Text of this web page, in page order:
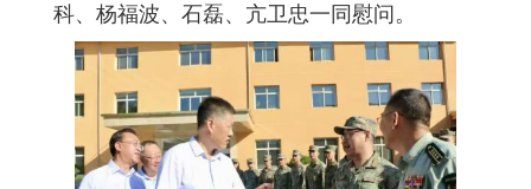
科、杨福波、石磊、亢卫忠一同慰问。